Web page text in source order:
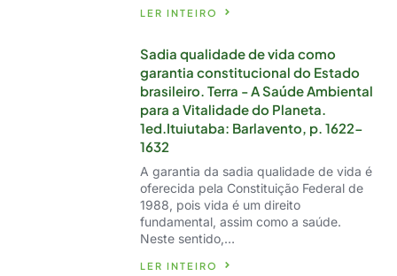
LER INTEIRO
Sadia qualidade de vida como
garantia constitucional do Estado
brasileiro. Terra - A Saúde Ambiental
para a Vitalidade do Planeta.
1ed.Ituiutaba: Barlavento, p. 1622-
1632
A garantia da sadia qualidade de vida é
oferecida pela Constituição Federal de
1988, pois vida é um direito
fundamental, assim como a saúde.
Neste sentido,…
LER INTEIRO